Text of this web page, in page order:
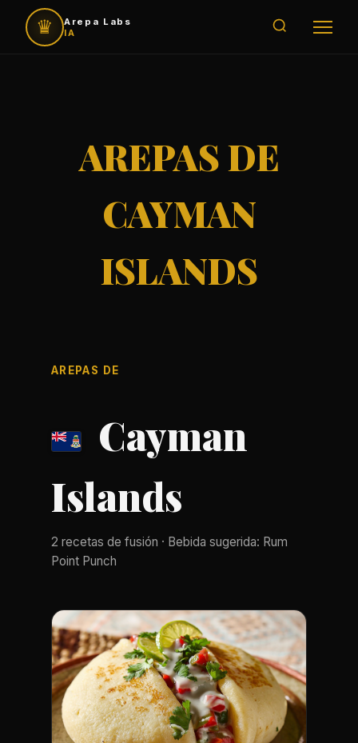
♛
Arepa Labs
IA
AREPAS DE
CAYMAN
ISLANDS
AREPAS DE
Cayman
Islands
2 recetas de fusión · Bebida sugerida: Rum
Point Punch